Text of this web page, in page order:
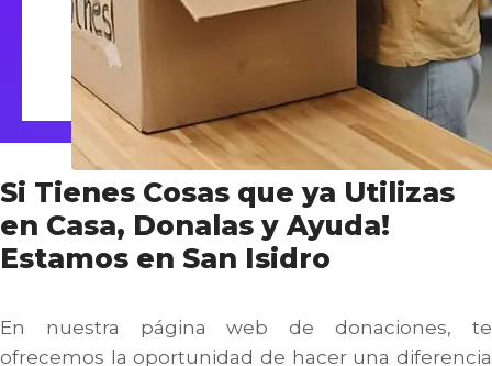
Si Tienes Cosas que ya Utilizas
en Casa, Donalas y Ayuda!
Estamos en San Isidro
En nuestra página web de donaciones, te
ofrecemos la oportunidad de hacer una diferencia